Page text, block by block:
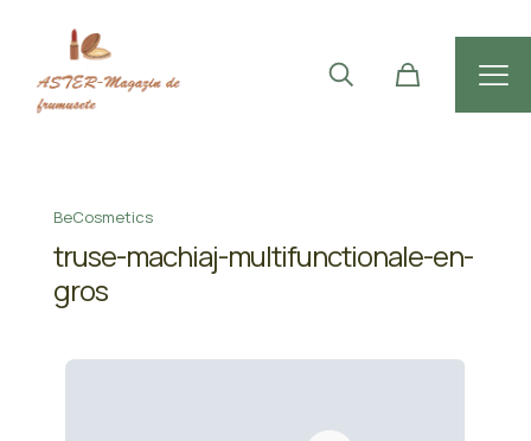
BeCosmetics
truse-machiaj-multifunctionale-en-
gros